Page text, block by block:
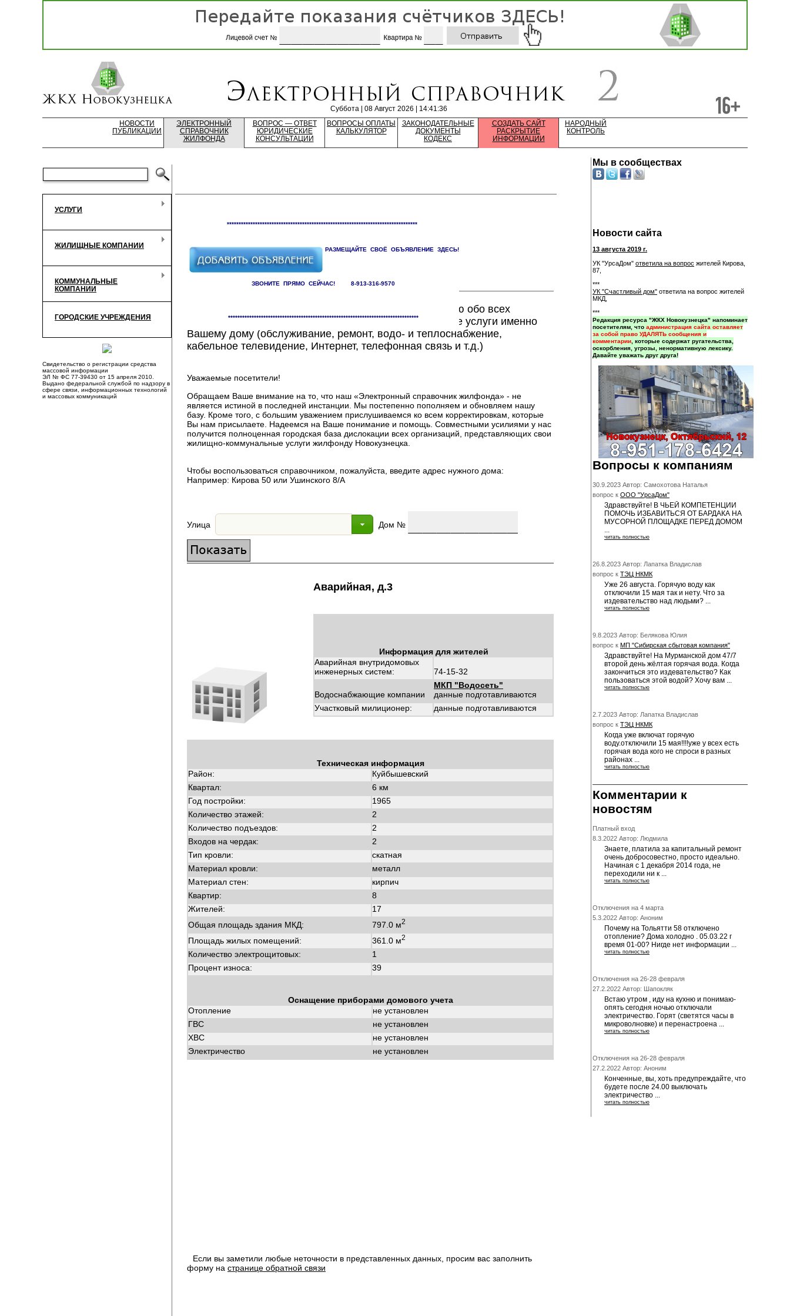
Суббота | 08 Август 2026 | 14:41:36
НОВОСТИ
ПУБЛИКАЦИИ
ЭЛЕКТРОННЫЙ
СПРАВОЧНИК
ЖИЛФОНДА
ВОПРОС — ОТВЕТ
ЮРИДИЧЕСКИЕ
КОНСУЛЬТАЦИИ
ВОПРОСЫ ОПЛАТЫ
КАЛЬКУЛЯТОР
ЗАКОНОДАТЕЛЬНЫЕ
ДОКУМЕНТЫ
КОДЕКС
СОЗДАТЬ САЙТ
РАСКРЫТИЕ
ИНФОРМАЦИИ
НАРОДНЫЙ
КОНТРОЛЬ
УСЛУГИ
ЖИЛИЩНЫЕ КОМПАНИИ
КОММУНАЛЬНЫЕ
КОМПАНИИ
ГОРОДСКИЕ УЧРЕЖДЕНИЯ
Свидетельство о регистрации средства
массовой информации
ЭЛ № ФС 77-39430 от 15 апреля 2010.
Выдано федеральной службой по надзору в
сфере связи, информационных технологий
и массовых коммуникаций
*********************************************************************************
РАЗМЕЩАЙТЕ СВОЁ ОБЪЯВЛЕНИЕ ЗДЕСЬ!
ЗВОНИТЕ ПРЯМО СЕЙЧАС! 8-913-316-9570
*********************************************************************************
Здесь Вы сможете найти исчерпывающую информацию обо всех
компаниях, предоставляющих жилищно-коммунальные услуги именно
Вашему дому (обслуживание, ремонт, водо- и теплоснабжение,
кабельное телевидение, Интернет, телефонная связь и т.д.)
Уважаемые посетители!
Обращаем Ваше внимание на то, что наш «Электронный справочник жилфонда» - не
является истиной в последней инстанции. Мы постепенно пополняем и обновляем нашу
базу. Кроме того, с большим уважением прислушиваемся ко всем корректировкам, которые
Вы нам присылаете. Надеемся на Ваше понимание и помощь. Совместными усилиями у нас
получится полноценная городская база дислокации всех организаций, представляющих свои
жилищно-коммунальные услуги жилфонду Новокузнецка.
Чтобы воспользоваться справочником, пожалуйста, введите адрес нужного дома:
Например: Кирова 50 или Ушинского 8/А
Улица Дом №
Аварийная, д.3
Информация для жителей
Аварийная внутридомовых
инженерных систем:
74-15-32
Водоснабжающие компании
МКП "Водосеть"
данные подготавливаются
Участковый милиционер:
данные подготавливаются
Техническая информация
Район:
Куйбышевский
Квартал:
6 км
Год постройки:
1965
Количество этажей:
2
Количество подъездов:
2
Входов на чердак:
2
Тип кровли:
скатная
Материал кровли:
металл
Материал стен:
кирпич
Квартир:
8
Жителей:
17
Общая площадь здания МКД:
797.0 м2
Площадь жилых помещений: 361.0 м2
Количество электрощитовых:
1
Процент износа:
39
Оснащение приборами домового учета
Отопление
не установлен
ГВС
не установлен
ХВС
не установлен
Электричество
не установлен
Если вы заметили любые неточности в представленных данных, просим вас заполнить
форму на странице обратной связи
Мы в сообществах
Новости сайта
13 августа 2019 г.
УК "УрсаДом" ответила на вопрос жителей Кирова,
87,
***
УК "Счастливый дом" ответила на вопрос жителей
МКД,
***
Редакция ресурса "ЖКХ Новокузнецка" напоминает
посетителям, что администрация сайта оставляет
за собой право УДАЛЯТЬ сообщения и
комментарии , которые содержат ругательства,
оскорбления, угрозы, ненормативную лексику.
Давайте уважать друг друга!
Вопросы к компаниям
30.9.2023 Автор: Самохотова Наталья
вопрос к ООО "УрсаДом"
Здравствуйте! В ЧЬЕЙ КОМПЕТЕНЦИИ
ПОМОЧЬ ИЗБАВИТЬСЯ ОТ БАРДАКА НА
МУСОРНОЙ ПЛОЩАДКЕ ПЕРЕД ДОМОМ
...
читать полностью
26.8.2023 Автор: Лапатка Владислав
вопрос к ТЭЦ НКМК
Уже 26 августа. Горячую воду как
отключили 15 мая так и нету. Что за
издевательство над людьми? ...
читать полностью
9.8.2023 Автор: Белякова Юлия
вопрос к МП "Сибирская сбытовая компания"
Здравствуйте! На Мурманской дом 47/7
второй день жёлтая горячая вода. Когда
закончиться это издевательство? Как
пользоваться этой водой? Хочу вам ...
читать полностью
2.7.2023 Автор: Лапатка Владислав
вопрос к ТЭЦ НКМК
Когда уже включат горячую
воду.отключили 15 мая!!!!уже у всех есть
горячая вода кого не спроси в разных
районах ...
читать полностью
Комментарии к
новостям
Платный вход
8.3.2022 Автор: Людмила
Знаете, платила за капитальный ремонт
очень добросовестно, просто идеально.
Начиная с 1 декабря 2014 года, не
переходили ни к ...
читать полностью
Отключения на 4 марта
5.3.2022 Автор: Аноним
Почему на Тольятти 58 отключено
отопление? Дома холодно . 05.03.22 г
время 01-00? Нигде нет информации ...
читать полностью
Отключения на 26-28 февраля
27.2.2022 Автор: Шапокляк
Встаю утром , иду на кухню и понимаю-
опять сегодня ночью отключали
электричество. Горят (светятся часы в
микроволновке) и перенастроена ...
читать полностью
Отключения на 26-28 февраля
27.2.2022 Автор: Аноним
Конченные, вы, хоть предупреждайте, что
будете после 24.00 выключать
электричество ...
читать полностью